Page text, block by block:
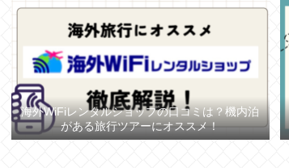
海外WiFiレンタルショップの口コミは？機内泊
がある旅行ツアーにオススメ！